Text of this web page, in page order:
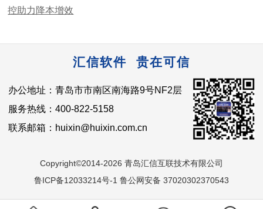
控助力降本增效
汇信软件 贵在可信
办公地址：青岛市市南区南海路9号NF2层
服务热线：400-822-5158
联系邮箱：huixin@huixin.com.cn
Copyright©2014-2026 青岛汇信互联技术有限公司
鲁ICP备12033214号-1 鲁公网安备 37020302370543